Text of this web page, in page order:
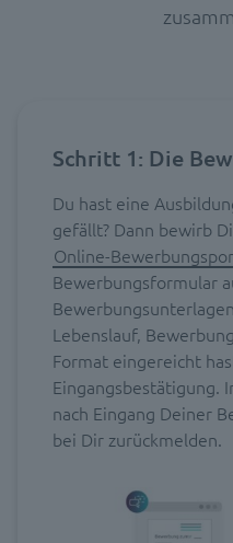
Schritt 1: Die
Du hast eine
gefällt? Dann bewirb
Online-
Bewerbungsformular
Lebenslauf,
Format eingereicht
Eingangsbestätigung.
nach Eingang Deiner
bei Dir zurückmelden.